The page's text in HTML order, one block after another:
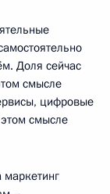
Доля сейчас
смысле
цифровые
смысле
маркетинг